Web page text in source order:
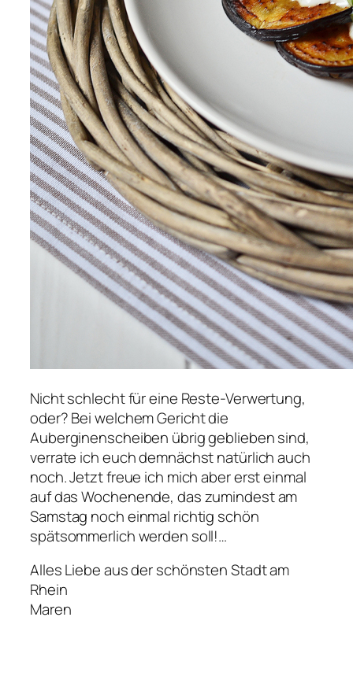
Nicht schlecht für eine Reste-Verwertung,
oder? Bei welchem Gericht die
Auberginenscheiben übrig geblieben sind,
verrate ich euch demnächst natürlich auch
noch. Jetzt freue ich mich aber erst einmal
auf das Wochenende, das zumindest am
Samstag noch einmal richtig schön
spätsommerlich werden soll!…
Alles Liebe aus der schönsten Stadt am
Rhein
Maren